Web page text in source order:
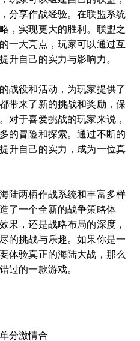
分享作战经验。在联盟系统
，实现更大的胜利。联盟之
一大亮点，玩家可以通过互
升自己的实力与影响力。
战役和活动，为玩家提供了
带来了新的挑战和奖励，保
对于喜爱挑战的玩家来说，
的冒险和探索。通过不断的
升自己的实力，成为一位真
陆两栖作战系统和丰富多样
了一个全新的战争策略体
果，还是战略布局的深度，
的挑战与乐趣。如果你是一
体验真正的海陆大战，那么
过的一款游戏。
分激情合